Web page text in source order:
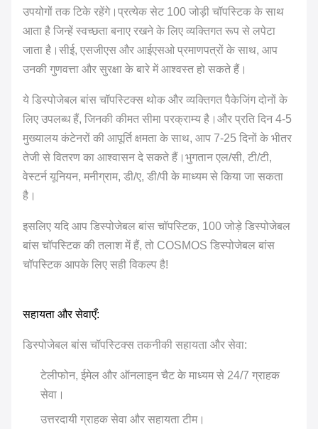
उपयोगों तक टिके रहेंगे।प्रत्येक सेट 100 जोड़ी चॉपस्टिक के साथ
आता है जिन्हें स्वच्छता बनाए रखने के लिए व्यक्तिगत रूप से लपेटा
जाता है।सीई, एसजीएस और आईएसओ प्रमाणपत्रों के साथ, आप
उनकी गुणवत्ता और सुरक्षा के बारे में आश्वस्त हो सकते हैं।
ये डिस्पोजेबल बांस चॉपस्टिक्स थोक और व्यक्तिगत पैकेजिंग दोनों के
लिए उपलब्ध हैं, जिनकी कीमत सीमा परक्राम्य है।और प्रति दिन 4-5
मुख्यालय कंटेनरों की आपूर्ति क्षमता के साथ, आप 7-25 दिनों के भीतर
तेजी से वितरण का आश्वासन दे सकते हैं।भुगतान एल/सी, टी/टी,
वेस्टर्न यूनियन, मनीग्राम, डी/ए, डी/पी के माध्यम से किया जा सकता
है।
इसलिए यदि आप डिस्पोजेबल बांस चॉपस्टिक, 100 जोड़े डिस्पोजेबल
बांस चॉपस्टिक की तलाश में हैं, तो COSMOS डिस्पोजेबल बांस
चॉपस्टिक आपके लिए सही विकल्प है!
सहायता और सेवाएँ:
डिस्पोजेबल बांस चॉपस्टिक्स तकनीकी सहायता और सेवा:
टेलीफोन, ईमेल और ऑनलाइन चैट के माध्यम से 24/7 ग्राहक
सेवा।
उत्तरदायी ग्राहक सेवा और सहायता टीम।